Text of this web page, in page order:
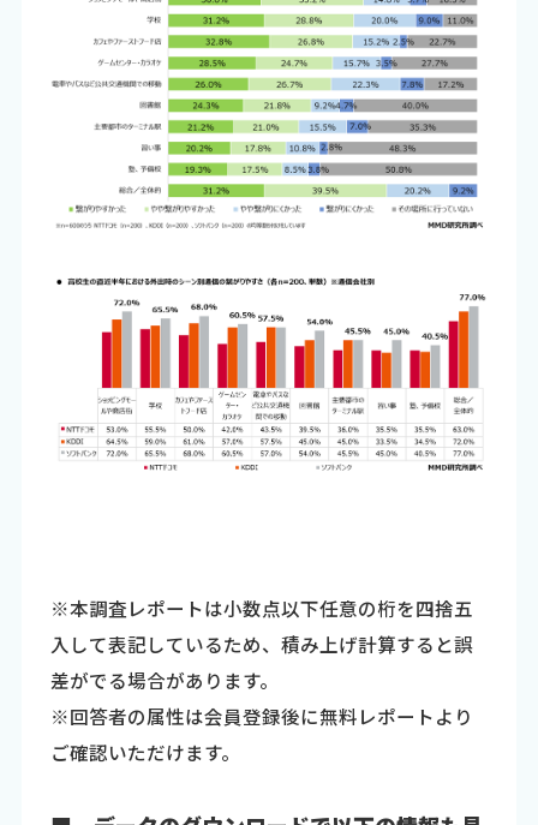
※本調査レポートは小数点以下任意の桁を四捨五
入して表記しているため、積み上げ計算すると誤
差がでる場合があります。
※回答者の属性は会員登録後に無料レポートより
ご確認いただけます。